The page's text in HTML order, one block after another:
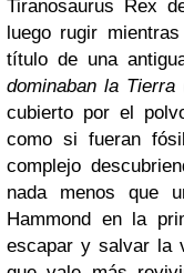
Tiranosaurus Rex
luego rugir
título de una
dominaban la Tierra
cubierto por el
como si fueran
complejo
nada menos que
Hammond en la
escapar y salvar la